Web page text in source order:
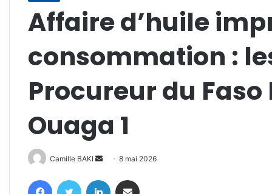
Affaire d’huile
consommation :
Procureur du Faso
Ouaga 1
Camille BAKI
Envoyer
courriel
8 mai 2026
FacebookTwitter Linkedin